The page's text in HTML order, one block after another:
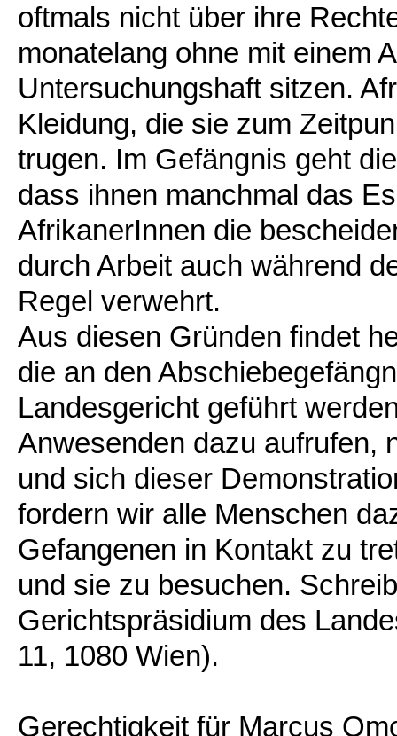
oftmals nicht über ihre
monatelang ohne mit einem
Untersuchungshaft sitzen.
Kleidung, die sie zum
trugen. Im Gefängnis geht
dass ihnen manchmal das
AfrikanerInnen die
durch Arbeit auch während
Regel verwehrt.
Aus diesen Gründen findet
die an den
Landesgericht geführt
Anwesenden dazu aufrufen,
und sich dieser
fordern wir alle Menschen
Gefangenen in Kontakt zu
und sie zu besuchen.
Gerichtspräsidium des
11, 1080 Wien).
Gerechtigkeit für Marcus